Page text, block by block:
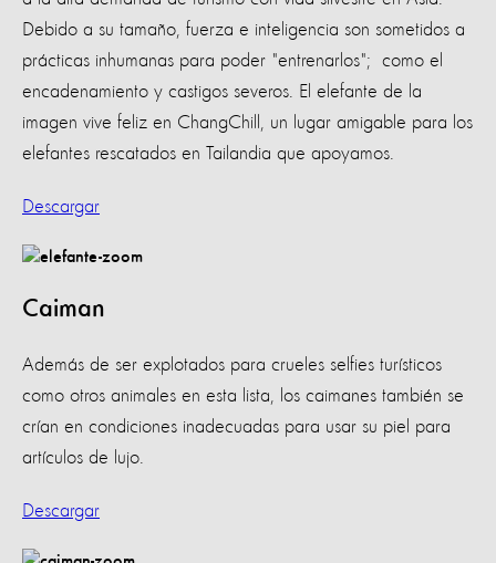
Debido a su tamaño, fuerza e inteligencia son sometidos a
prácticas inhumanas para poder "entrenarlos"; como el
encadenamiento y castigos severos. El elefante de la
imagen vive feliz en ChangChill, un lugar amigable para los
elefantes rescatados en Tailandia que apoyamos.
Descargar
Caiman
Además de ser explotados para crueles selfies turísticos
como otros animales en esta lista, los caimanes también se
crían en condiciones inadecuadas para usar su piel para
artículos de lujo.
Descargar